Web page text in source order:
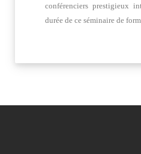
conférenciers prestigieux
durée de ce séminaire de